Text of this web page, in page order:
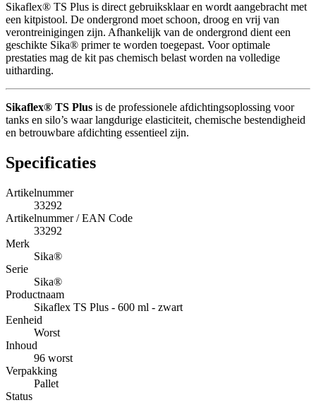
Sikaflex® TS Plus is direct gebruiksklaar en wordt aangebracht met
een kitpistool. De ondergrond moet schoon, droog en vrij van
verontreinigingen zijn. Afhankelijk van de ondergrond dient een
geschikte Sika® primer te worden toegepast. Voor optimale
prestaties mag de kit pas chemisch belast worden na volledige
uitharding.
Sikaflex® TS Plus is de professionele afdichtingsoplossing voor
tanks en silo’s waar langdurige elasticiteit, chemische bestendigheid
en betrouwbare afdichting essentieel zijn.
Specificaties
Artikelnummer
33292
Artikelnummer / EAN Code
33292
Merk
Sika®
Serie
Sika®
Productnaam
Sikaflex TS Plus - 600 ml - zwart
Eenheid
Worst
Inhoud
96 worst
Verpakking
Pallet
Status